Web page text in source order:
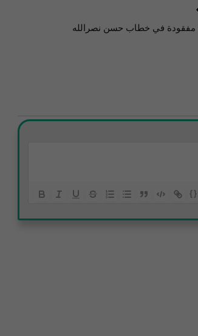
مفقودة في خطاب حسن نصرالله
{}